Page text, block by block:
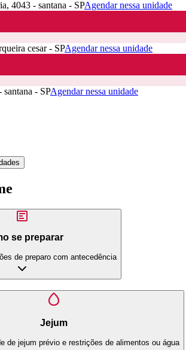
4043 - santana - SPAgendar nessa unidade
cesar - SPAgendar nessa unidade
- SPAgendar nessa unidade
se preparar
de preparo com antecedência
Jejum
de jejum prévio e restrições de alimentos ou água